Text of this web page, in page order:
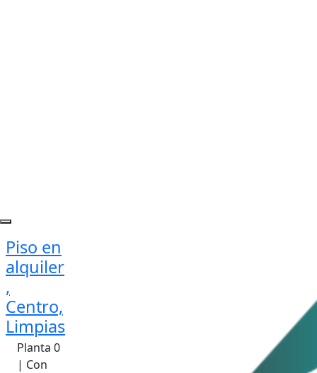
Piso en
alquiler
,
Centro,
Limpias
Planta 0
| Con